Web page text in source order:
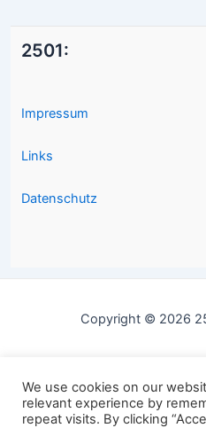
2501:
Impressum
Links
Datenschutz
Copyright © 2026
We use cookies on our
relevant experience by
repeat visits. By clicking